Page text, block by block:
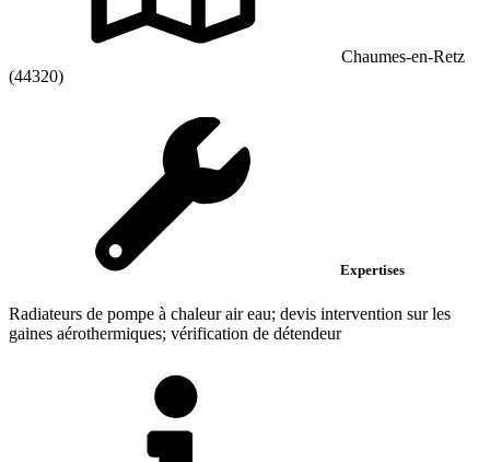
Chaumes-en-Retz
(44320)
Expertises
Radiateurs de pompe à chaleur air eau; devis intervention sur les
gaines aérothermiques; vérification de détendeur